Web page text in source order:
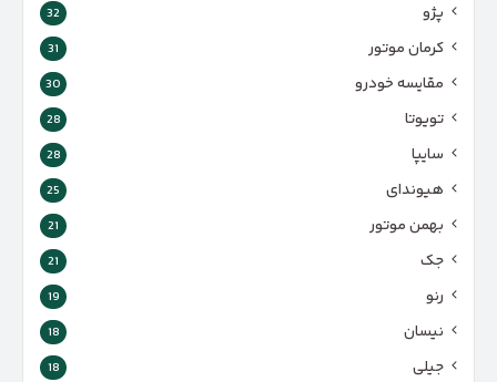
پژو 32
کرمان موتور 31
مقایسه خودرو 30
تویوتا 28
سایپا 28
هیوندای 25
بهمن موتور 21
جک 21
رنو 19
نیسان 18
جیلی 18